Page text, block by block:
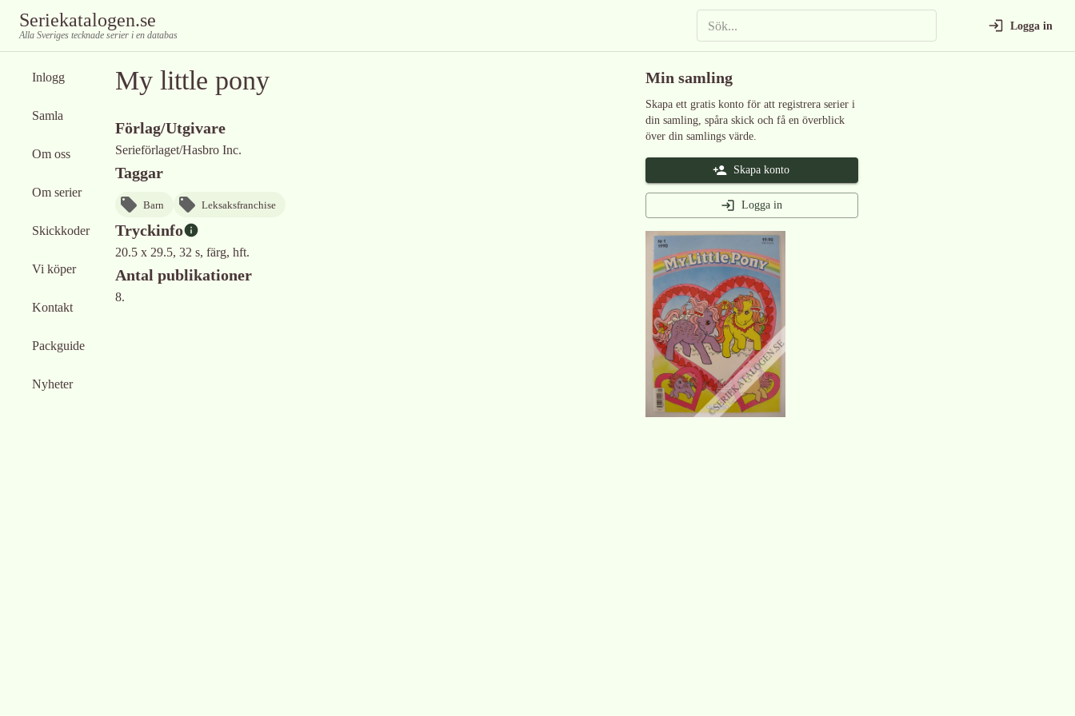
Seriekatalogen.se
Alla Sveriges tecknade serier i en databas
Logga in
Inlogg
Samla
Om oss
Om serier
Skickkoder
Vi köper
Kontakt
Packguide
Nyheter
My little pony
Förlag/Utgivare
Serieförlaget/Hasbro Inc.
Taggar
Barn Leksaksfranchise
Tryckinfo
20.5 x 29.5, 32 s, färg, hft.
Antal publikationer
8.
Min samling
Skapa ett gratis konto för att registrera serier i
din samling, spåra skick och få en överblick
över din samlings värde.
Skapa konto
Logga in